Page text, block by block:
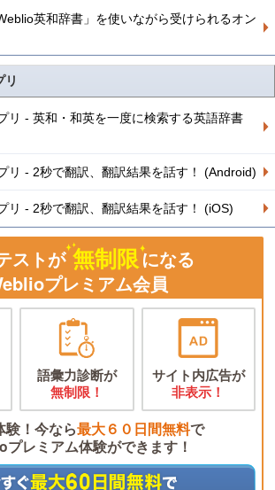
英和辞書」を使いながら受けられるオン
リ
リ - 英和・和英を一度に検索する英語辞書
リ - 2秒で翻訳、翻訳結果を話す！ (Android)
リ - 2秒で翻訳、翻訳結果を話す！ (iOS)
ストが 無制限になる
プレミアム会員
語彙力診断が
無制限！
サイト内広告が
非表示！
験！今なら最大６０日間無料で
プレミアム体験ができます！